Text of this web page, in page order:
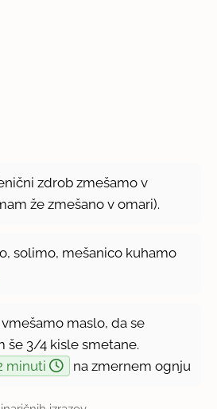
zdrob zmešamo v
že zmešano v omari).
solimo, mešanico kuhamo
maslo, da se
še 3/4 kisle smetane.
minuti na zmernem ognju